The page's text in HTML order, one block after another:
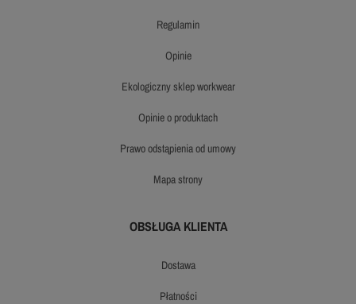
regulamin
opinie
ekologiczny sklep workwear
opinie o produktach
prawo odstąpienia od umowy
mapa strony
OBSŁUGA KLIENTA
dostawa
płatności